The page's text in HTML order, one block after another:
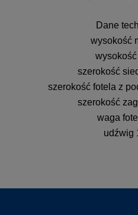
Dane
wysokość
szerokość
szerokość fotela z
szerokość
waga
udźwig